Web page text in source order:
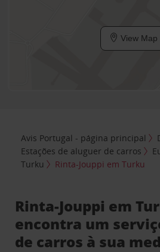
View Map
Avis Portugal - página principal
Estações de aluguer de carros
Turku
Rinta-Jouppi em Turku
Rinta-Jouppi em
encontra um
de carros à sua